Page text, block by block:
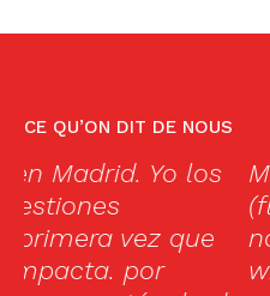
CE QU’ON DIT DE NOUS
Madrid has its fair
(flamenco
not to miss. What
without some